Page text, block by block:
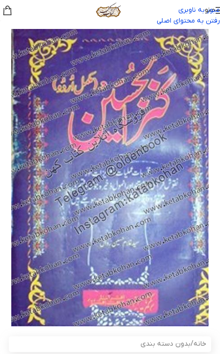
عبور به ناوبری
رفتن به محتوای اصلی
منو
خانه/بدون دسته بندی